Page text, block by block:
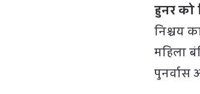
हुनर को
निश्चय
महिला
पुनर्वास